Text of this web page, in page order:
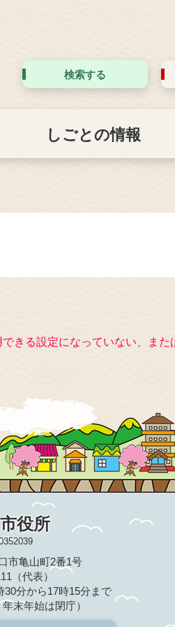
検索する
しごとの情報
きる設定になっていない、ま
役所
市亀山町2番1号
（代表）
分から17時15分まで
末年始は閉庁）